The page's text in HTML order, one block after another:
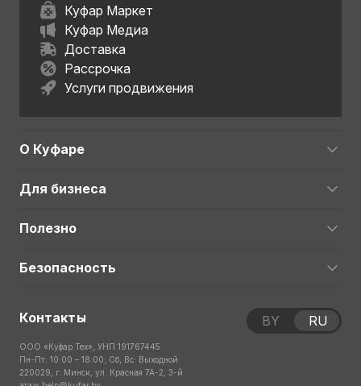
Куфар Маркет
Куфар Медиа
Доставка
Рассрочка
Услуги продвижения
О Куфаре
Для бизнеса
Полезно
Безопасность
Контакты
ООО «Куфар Тех», УНП 191767445
Пн-Пт: 10:00 – 18:00; Сб, Вс: Выходной
220029, г. Минск, ул. Красная 7А-2, 3-й
BY RU